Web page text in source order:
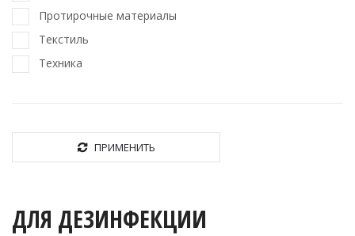
ДЛЯ ДЕЗИНФЕКЦИИ
Протирочные материалы
Текстиль
Техника
ПРИМЕНИТЬ